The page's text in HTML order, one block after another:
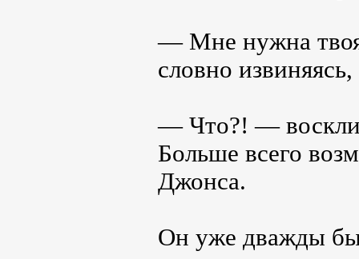
— Мне нужна
словно
— Что?! —
Больше всего
Джонса.
Он уже дважды